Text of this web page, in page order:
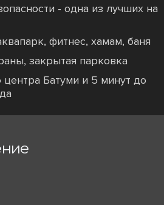
- одна из лучших на
фитнес, хамам, баня
закрытая парковка
центра Батуми и 5 минут до